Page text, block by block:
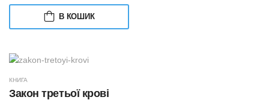
В КОШИК
КНИГА
Закон третьої крові